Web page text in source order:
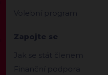
Volební program
Zapojte se
Jak se stát členem
Finanční podpora